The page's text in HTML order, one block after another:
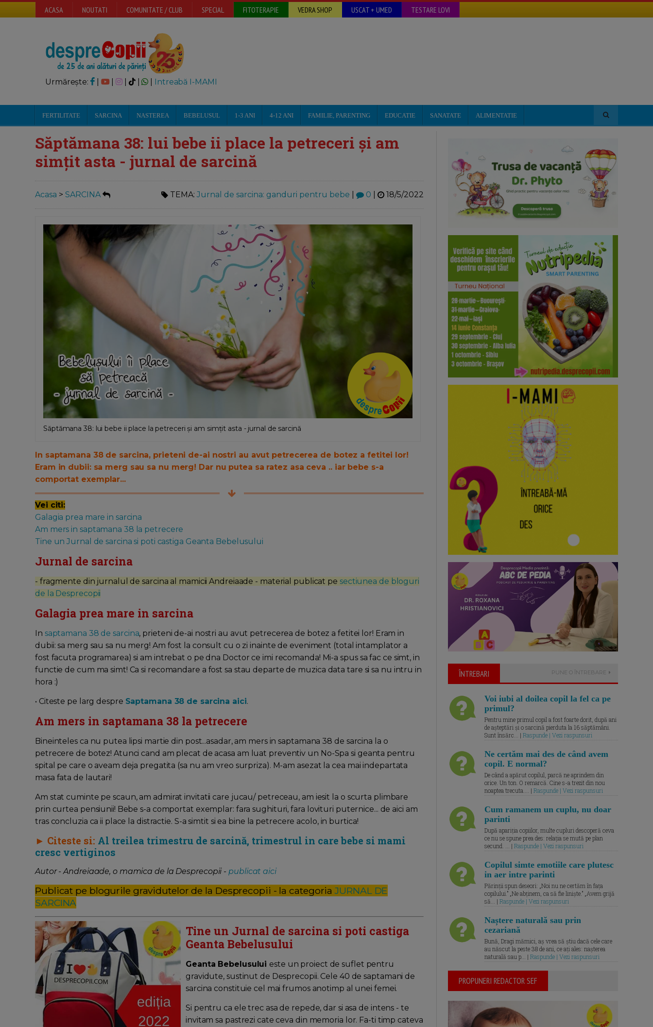
ACASA NOUTATI COMUNITATE / CLUB SPECIAL FITOTERAPIE VEDRA SHOP USCAT + UMED TESTARE LOVI
Urmărește: | | Intreabă I-MAMI
FERTILITATE SARCINA NASTEREA BEBELUSUL 1-3 ANI 4-12 ANI FAMILIE, PARENTING EDUCATIE SANATATE ALIMENTATIE
Săptămana 38: lui bebe ii place la petreceri și am
simțit asta - jurnal de sarcină
Acasa > SARCINA TEMA: Jurnal de sarcina: ganduri pentru bebe 0 18/5/2022
Săptămana 38: lui bebe ii place la petreceri și am simțit asta - jurnal de sarcină
In saptamana 38 de sarcina, prieteni de-ai nostri au avut petrecerea de botez a fetitei lor!
Eram in dubii: sa merg sau sa nu merg! Dar nu putea sa ratez asa ceva .. iar bebe s-a
comportat exemplar...
Vei citi:
Galagia prea mare in sarcina
Am mers in saptamana 38 la petrecere
Tine un Jurnal de sarcina si poti castiga Geanta Bebelusului
Jurnal de sarcina
- fragmente din jurnalul de sarcina al mamicii Andreiaade - material publicat pe sectiunea de bloguri
de la Desprecopii
Galagia prea mare in sarcina
In saptamana 38 de sarcina, prieteni de-ai nostri au avut petrecerea de botez a fetitei lor! Eram in
dubii: sa merg sau sa nu merg! Am fost la consult cu o zi inainte de eveniment (total intamplator a
fost facuta programarea) si am intrebat o pe dna Doctor ce imi recomanda! Mi-a spus sa fac ce simt, in
functie de cum ma simt! Ca si recomandare a fost sa stau departe de muzica data tare si sa nu intru in
hora :)
• Citeste pe larg despre Saptamana 38 de sarcina aici.
Am mers in saptamana 38 la petrecere
Bineinteles ca nu putea lipsi martie din post...asadar, am mers in saptamana 38 de sarcina la o
petrecere de botez! Atunci cand am plecat de acasa am luat preventiv un No-Spa si geanta pentru
spital pe care o aveam deja pregatita (sa nu am vreo surpriza). M-am asezat la cea mai indepartata
masa fata de lautari!
Am stat cuminte pe scaun, am admirat invitatii care jucau/ petreceau, am iesit la o scurta plimbare
prin curtea pensiunii! Bebe s-a comportat exemplar: fara sughituri, fara lovituri puternice... de aici am
tras concluzia ca ii place la distractie. S-a simtit si ea bine la petrecere acolo, in burtica!
► Citeste si: Al treilea trimestru de sarcină, trimestrul in care bebe si mami
cresc vertiginos
Autor - Andreiaade, o mamica de la Desprecopii -publicat aici
Publicat pe blogurile gravidutelor de la Desprecopii - la categoriaJURNAL DE
SARCINA
Tine un Jurnal de sarcina si poti castiga
Geanta Bebelusului
Geanta Bebelusului este un proiect de suflet pentru
gravidute, sustinut de Desprecopii. Cele 40 de saptamani de
sarcina constituie cel mai frumos anotimp al unei femei.
Si pentru ca ele trec asa de repede, dar si asa de intens - te
invitam sa pastrezi cate ceva din memoria lor. Fa-ti timp cateva
ÎNTREBARI PUNE O ÎNTREBARE
Voi iubi al doilea copil la fel ca pe
primul?
Pentru mine primul copil a fost foarte dorit, după ani
de așteptări și o sarcină pierduta la 16 săptămâni.
Sunt însărc... | Raspunde | Vezi raspunsuri
Ne certăm mai des de când avem
copil. E normal?
De când a apărut copilul, parcă ne aprindem din
orice. Un ton. O remarcă. Cine s-a trezit din nou
noaptea trecuta.... | Raspunde | Vezi raspunsuri
Cum ramanem un cuplu, nu doar
parinti
După apariția copiilor, multe cupluri descoperă ceva
ce nu se spune prea des: relația se mută pe plan
secund. ... | Raspunde | Vezi raspunsuri
Copilul simte emotiile care plutesc
in aer intre parinti
Părinții spun deseori: „Noi nu ne certăm în fața
copilului.” „Ne abținem, ca să fie liniște.” „Avem grijă
să... | Raspunde | Vezi raspunsuri
Naștere naturală sau prin
cezariană
Bună, Dragi mămici, aș vrea să știu dacă cele care
au născut la peste 38 de ani, ce ați ales: nașterea
naturală sau p... | Raspunde | Vezi raspunsuri
PROPUNERI REDACTOR SEF